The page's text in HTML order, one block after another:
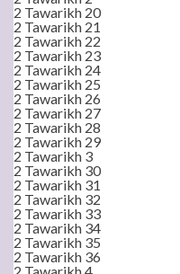
2 Tawarikh 20
2 Tawarikh 21
2 Tawarikh 22
2 Tawarikh 23
2 Tawarikh 24
2 Tawarikh 25
2 Tawarikh 26
2 Tawarikh 27
2 Tawarikh 28
2 Tawarikh 29
2 Tawarikh 3
2 Tawarikh 30
2 Tawarikh 31
2 Tawarikh 32
2 Tawarikh 33
2 Tawarikh 34
2 Tawarikh 35
2 Tawarikh 36